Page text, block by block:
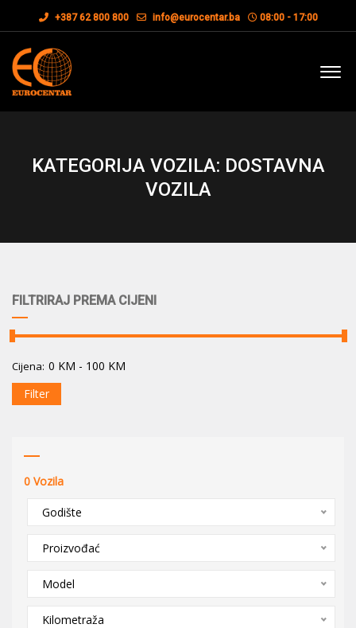
+387 62 800 800 info@eurocentar.ba 08:00 - 17:00
KATEGORIJA VOZILA: DOSTAVNA
VOZILA
FILTRIRAJ PREMA CIJENI
Cijena: 0 KM - 100 KM
Filter
0 Vozila
Godište
Proizvođać
Model
Kilometraža